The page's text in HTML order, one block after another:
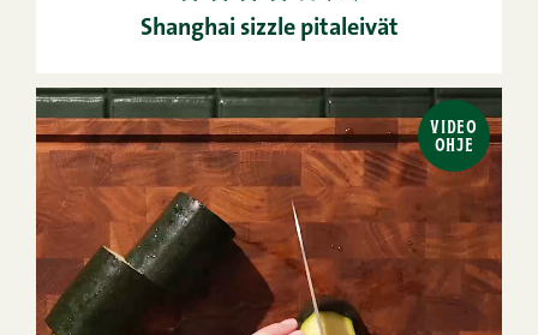
Shanghai sizzle pitaleivät
VIDEO
OHJE